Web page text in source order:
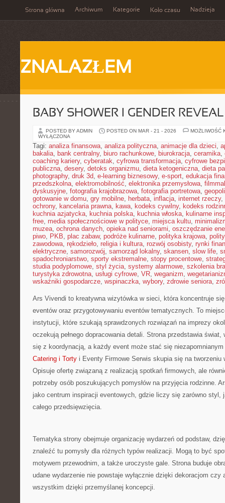
Strona główna Archiwum Kategorie Koło czasu Nadzieja
ZNALAZŁEM
BABY SHOWER I GENDER REVEAL
POSTED BY ADMIN POSTED ON MAR - 21 - 2026
MOŻLIWOŚĆ
WYŁĄCZONA
Tagi: analiza finansowa, analiza polityczna, animacje dla dzieci,
bakalia, bank centralny, biuro rachunkowe, biurokracja, ceramika,
coaching kariery, cyberatak, cyfrowa transformacja, cyfrowe
publiczna, desery, detoks organizmu, dieta ketogeniczna, dieta
photography, druk 3d, e-learning biznesowy, e-sport, edukacja
przedszkolna, elektromobilność, elektronika przemysłowa,
dyskusyjne, fotografia krajobrazowa, fotografia portretowa,
gotowanie w domu, gry mobilne, herbata, inflacja, internet rzeczy,
ochrony, kancelaria prawna, kawa, kodeks cywilny, kodeks
kuchnia azjatycka, kuchnia polska, kuchnia włoska, kulinarne
free, media społecznościowe w polityce, miejsca kultu,
muzea, ochrona danych, opieka nad seniorami, oszczędzanie
piwo, PKB, plac zabaw, podróże kulinarne, polityka krajowa,
zawodowa, rękodzieło, religia i kultura, rozwój osobisty, rynki
elektryczne, samorozwój, samorząd lokalny, skansen, slow life,
spadochroniarstwo, sporty ekstremalne, stopy procentowe,
studia podyplomowe, styl życia, systemy alarmowe, szkolenia
turystyka zdrowotna, usługi cyfrowe, VR, weganizm,
wskaźniki gospodarcze, wspinaczka, wybory, zdrowie seniora,
Ars Vivendi to kreatywna wizytówka w sieci, która koncentruje
eventów oraz przygotowywaniu eventów tematycznych. To
instytucji, które szukają sprawdzonych rozwiązań na imprezy
oczekują pełnego dopracowania detali. Strona przedstawia świat,
się z koordynacją, a każdy event może stać się
Catering i Torty i Eventy Firmowe Serwis skupia się na
Opisuje ofertę związaną z realizacją spotkań firmowych, ale
potrzeby osób poszukujących pomysłów na przyjęcia rodzinne.
jako centrum inspiracji eventowych, gdzie liczy się zarówno styl,
całego przedsięwzięcia.
Tematyka strony obejmuje organizację wydarzeń od podstaw,
znaleźć tu pomysły dla różnych typów realizacji. Mogą to być
motywem przewodnim, a także uroczyste gale. Strona buduje
udane wydarzenie nie powstaje wyłącznie dzięki dekoracjom czy
wszystkim dzięki przemyślanej koncepcji.